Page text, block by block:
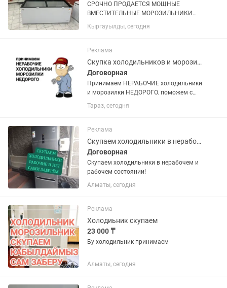
СРОЧНО ПРОДАЕТСЯ МОЩНЫЕ
ВМЕСТИТЕЛЬНЫЕ МОРОЗИЛЬНИКИ
ОБЪЕМ 600 л, покупали по 320.000 тг
продаем срочно по 210.000 тг,
упустите такие вкусные цены !
Кыргауылды, сегодня
Реклама
Скупка холодильников и морозилок
Договорная
Принимаем НЕРАБОЧИЕ холодильники
и морозилки НЕДОРОГО. поможем с
утилизацией и выноса с этажей старой
техники.
Тараз, сегодня
Реклама
Скупаем холодильники в нерабочем и рабочем состоянии!
Договорная
Скупаем холодильники в нерабочем и
рабочем состоянии!
Алматы, сегодня
Реклама
Холодиьник скупаем
23 000 ₸
Бу холодильник принимаем
Алматы, сегодня